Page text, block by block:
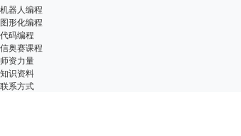
机器人编程
图形化编程
代码编程
信奥赛课程
师资力量
知识资料
联系方式